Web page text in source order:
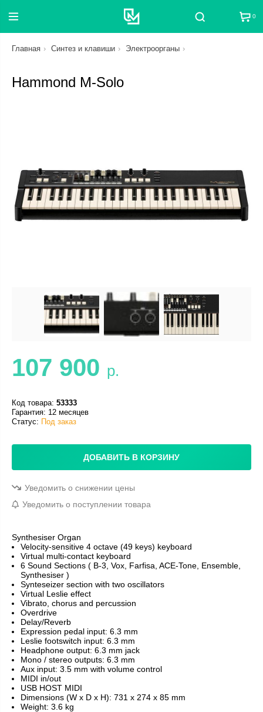
Поиск 0
Главная Синтез и клавиши Электроорганы
Hammond M-Solo
107 900 р.
Код товара: 53333
Гарантия: 12 месяцев
Статус: Под заказ
ДОБАВИТЬ В КОРЗИНУ
Уведомить о снижении цены
Уведомить о поступлении товара
Synthesiser Organ
Velocity-sensitive 4 octave (49 keys) keyboard
Virtual multi-contact keyboard
6 Sound Sections ( B-3, Vox, Farfisa, ACE-Tone, Ensemble,
Synthesiser )
Synteseizer section with two oscillators
Virtual Leslie effect
Vibrato, chorus and percussion
Overdrive
Delay/Reverb
Expression pedal input: 6.3 mm
Leslie footswitch input: 6.3 mm
Headphone output: 6.3 mm jack
Mono / stereo outputs: 6.3 mm
Aux input: 3.5 mm with volume control
MIDI in/out
USB HOST MIDI
Dimensions (W x D x H): 731 x 274 x 85 mm
Weight: 3.6 kg